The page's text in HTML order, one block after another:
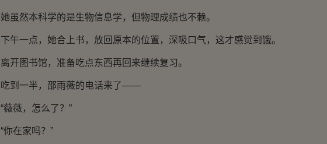
她虽然本科学的是生物信息学，但物理成绩也不赖。
下午一点，她合上书，放回原本的位置，深吸口气，这才感觉到饿。
离开图书馆，准备吃点东西再回来继续复习。
吃到一半，邵雨薇的电话来了——
“薇薇，怎么了？”
“你在家吗？”